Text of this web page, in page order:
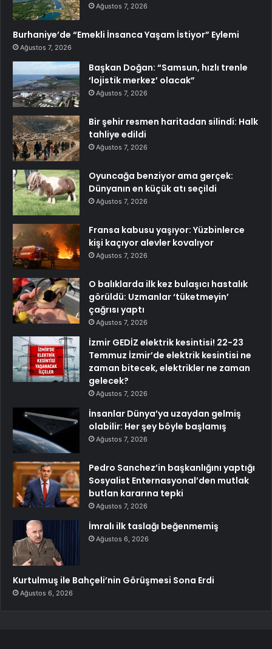
Ağustos 7, 2026
Burhaniye’de “Emekli İnsanca Yaşam İstiyor” Eylemi
Ağustos 7, 2026
Başkan Doğan: “Samsun, hızlı trenle
‘lojistik merkez’ olacak”
Ağustos 7, 2026
Bir şehir resmen haritadan silindi: Halk
tahliye edildi
Ağustos 7, 2026
Oyuncağa benziyor ama gerçek:
Dünyanın en küçük atı seçildi
Ağustos 7, 2026
Fransa kabusu yaşıyor: Yüzbinlerce
kişi kaçıyor alevler kovalıyor
Ağustos 7, 2026
O balıklarda ilk kez bulaşıcı hastalık
görüldü: Uzmanlar ‘tüketmeyin’
çağrısı yaptı
Ağustos 7, 2026
İzmir GEDİZ elektrik kesintisi! 22-23
Temmuz İzmir’de elektrik kesintisi ne
zaman bitecek, elektrikler ne zaman
gelecek?
Ağustos 7, 2026
İnsanlar Dünya’ya uzaydan gelmiş
olabilir: Her şey böyle başlamış
Ağustos 7, 2026
Pedro Sanchez’in başkanlığını yaptığı
Sosyalist Enternasyonal’den mutlak
butlan kararına tepki
Ağustos 7, 2026
İmralı ilk taslağı beğenmemiş
Ağustos 6, 2026
Kurtulmuş ile Bahçeli’nin Görüşmesi Sona Erdi
Ağustos 6, 2026